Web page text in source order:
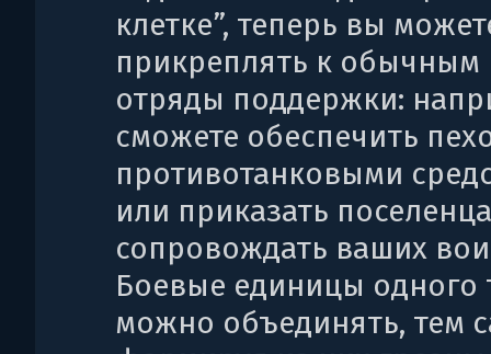
клетке”, теперь вы
прикреплять к обычным
отряды поддержки:
сможете обеспечить
противотанковыми
или приказать
сопровождать ваших
Боевые единицы одного
можно объединять, тем